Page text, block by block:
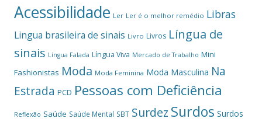
Acessibilidade Ler Ler é o melhor remédio Libras
Lingua brasileira de sinais Livro Livros Língua de
sinais Língua Falada Língua Viva Mercado de Trabalho Mini
Fashionistas Moda Moda Feminina Moda Masculina Na
Estrada PCD Pessoas com Deficiência
Reflexão Saúde Saúde Mental SBT Surdez Surdos Surdos